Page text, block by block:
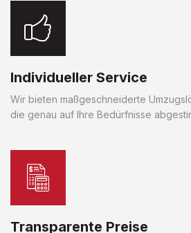
Individueller Service
Wir bieten maßgeschneiderte
die genau auf Ihre Bedürfnisse
Transparente Preise